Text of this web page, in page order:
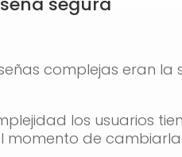
complejas eran la
los usuarios
de